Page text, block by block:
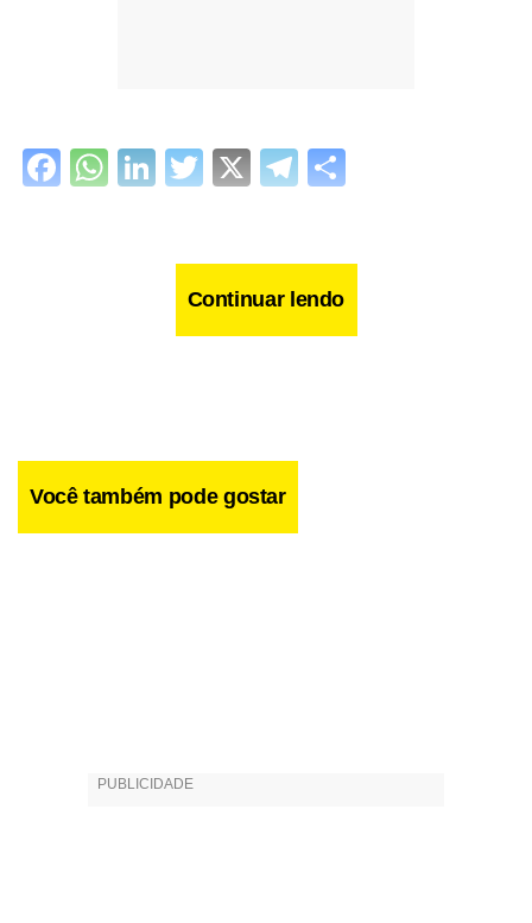
Facebook
WhatsApp
LinkedIn
Twitter
X Telegram
Continuar lendo
Você também pode gostar